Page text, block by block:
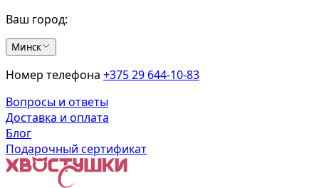
Ваш город:
Минск
Номер телефона +375 29 644-10-83
Вопросы и ответы
Доставка и оплата
Блог
Подарочный сертификат